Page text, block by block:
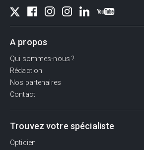
A propos
Qui sommes-nous ?
Rédaction
Nos partenaires
Contact
Trouvez votre spécialiste
Opticien